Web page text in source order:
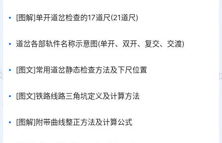
[图解]单开道岔检查的17道尺(21道尺)
道岔各部轨件名称示意图(单开、双开、复交、交渡)
[图文]常用道岔静态检查方法及下尺位置
[图文]铁路线路三角坑定义及计算方法
[图解]附带曲线整正方法及计算公式